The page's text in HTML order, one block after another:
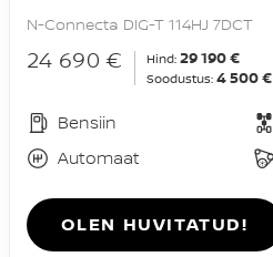
N-Connecta DIG-T 114HJ 7DCT
24 690 € Hind: 29 190 €
Soodustus: 4 500 €
Bensiin
Automaat
OLEN HUVITATUD!